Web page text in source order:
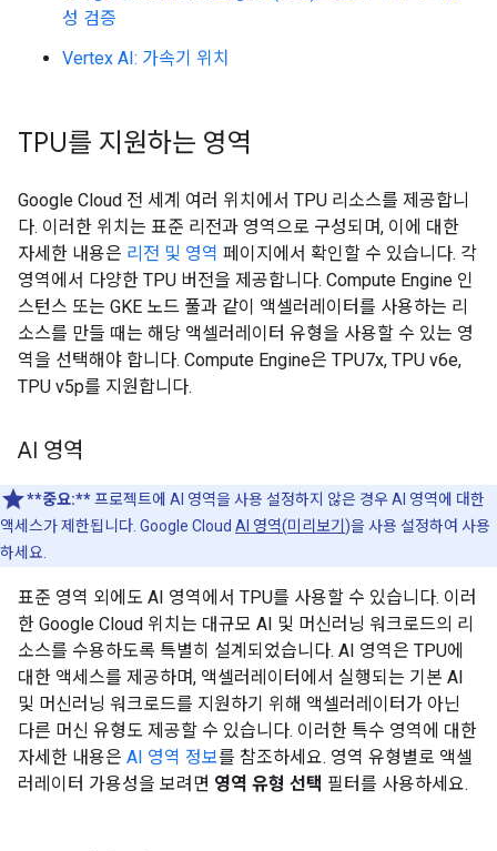
성 검증
Vertex AI: 가속기 위치
TPU를 지원하는 영역
Google Cloud 전 세계 여러 위치에서 TPU 리소스를 제공합니
다. 이러한 위치는 표준 리전과 영역으로 구성되며, 이에 대한
자세한 내용은 리전 및 영역 페이지에서 확인할 수 있습니다. 각
영역에서 다양한 TPU 버전을 제공합니다. Compute Engine 인
스턴스 또는 GKE 노드 풀과 같이 액셀러레이터를 사용하는 리
소스를 만들 때는 해당 액셀러레이터 유형을 사용할 수 있는 영
역을 선택해야 합니다. Compute Engine은 TPU7x, TPU v6e,
TPU v5p를 지원합니다.
AI 영역
**중요:**프로젝트에 AI 영역을 사용 설정하지 않은 경우 AI 영역에 대한
액세스가 제한됩니다. Google Cloud AI 영역(미리보기 )을 사용 설정하여 사용
하세요.
표준 영역 외에도 AI 영역에서 TPU를 사용할 수 있습니다. 이러
한 Google Cloud 위치는 대규모 AI 및 머신러닝 워크로드의 리
소스를 수용하도록 특별히 설계되었습니다. AI 영역은 TPU에
대한 액세스를 제공하며, 액셀러레이터에서 실행되는 기본 AI
및 머신러닝 워크로드를 지원하기 위해 액셀러레이터가 아닌
다른 머신 유형도 제공할 수 있습니다. 이러한 특수 영역에 대한
자세한 내용은 AI 영역 정보를 참조하세요. 영역 유형별로 액셀
러레이터 가용성을 보려면 영역 유형 선택 필터를 사용하세요.